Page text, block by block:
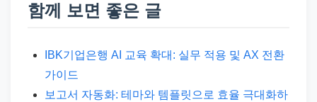
함께 보면 좋은 글
IBK기업은행 AI 교육 확대: 실무 적용 및 AX 전환
가이드
보고서 자동화: 테마와 템플릿으로 효율 극대화하